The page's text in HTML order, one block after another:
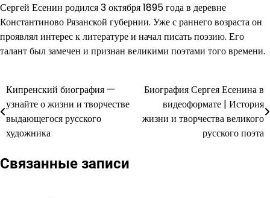
Сергей Есенин родился 3 октября 1895 года в деревне
Константиново Рязанской губернии. Уже с раннего возраста он
проявлял интерес к литературе и начал писать поэзию. Его
талант был замечен и признан великими поэтами того времени.
Навигация
по
записям
Кипренский биография —
узнайте о жизни и творчестве
выдающегося русского
художника
Биография Сергея Есенина в
видеоформате | История
жизни и творчества великого
русского поэта
Связанные записи